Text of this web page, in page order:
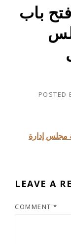
باب
POSTED
مجلس إدارة
LEAVE A
COMMENT *